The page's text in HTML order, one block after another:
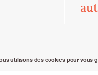
utilisons des cookies pour vous